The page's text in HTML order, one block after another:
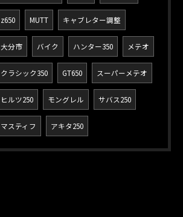
z650 MUTT キャブレター調整
大分市 バイク ハンター350 メテオ
クラシック350 GT650 スーパーメテオ
ヒルツ250 モングレル サバス250
マスティフ アキタ250